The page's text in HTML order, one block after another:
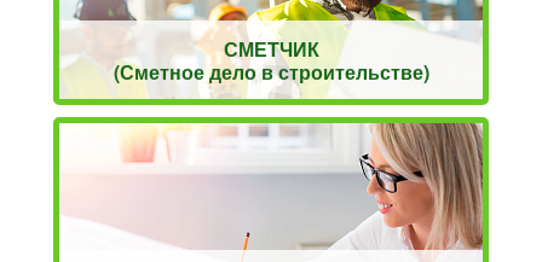
СМЕТЧИК
(Сметное дело в строительстве)